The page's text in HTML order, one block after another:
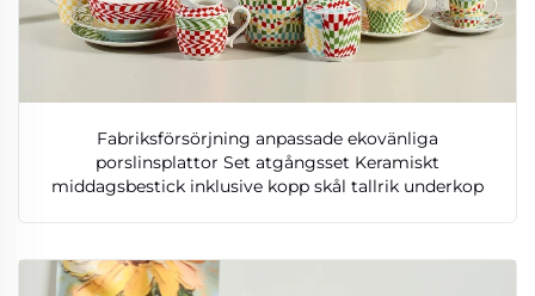
Fabriksförsörjning anpassade ekovänliga
porslinsplattor Set atgångsset Keramiskt
middagsbestick inklusive kopp skål tallrik underkop